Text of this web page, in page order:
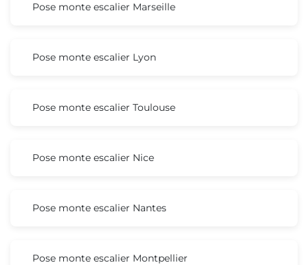
Pose monte escalier Marseille
Pose monte escalier Lyon
Pose monte escalier Toulouse
Pose monte escalier Nice
Pose monte escalier Nantes
Pose monte escalier Montpellier